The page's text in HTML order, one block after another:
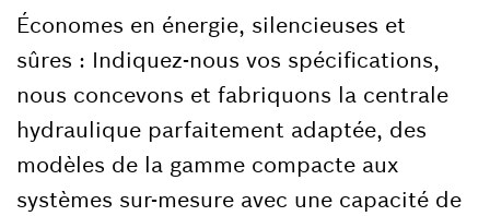
Économes en énergie, silencieuses et
sûres : Indiquez-nous vos spécifications,
nous concevons et fabriquons la centrale
hydraulique parfaitement adaptée, des
modèles de la gamme compacte aux
systèmes sur-mesure avec une capacité de